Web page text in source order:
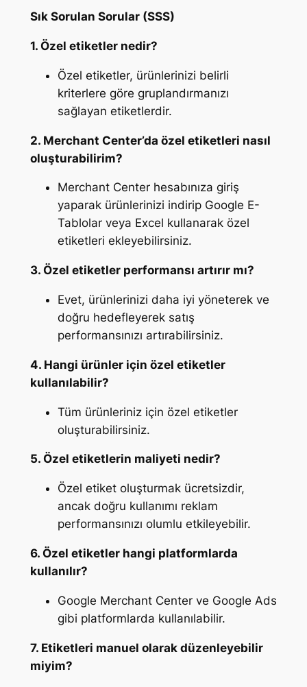
Sık Sorulan Sorular (SSS)
1. Özel etiketler nedir?
Özel etiketler, ürünlerinizi belirli
kriterlere göre gruplandırmanızı
sağlayan etiketlerdir.
2. Merchant Center’da özel etiketleri nasıl
oluşturabilirim?
Merchant Center hesabınıza giriş
yaparak ürünlerinizi indirip Google E-
Tablolar veya Excel kullanarak özel
etiketleri ekleyebilirsiniz.
3. Özel etiketler performansı artırır mı?
Evet, ürünlerinizi daha iyi yöneterek ve
doğru hedefleyerek satış
performansınızı artırabilirsiniz.
4. Hangi ürünler için özel etiketler
kullanılabilir?
Tüm ürünleriniz için özel etiketler
oluşturabilirsiniz.
5. Özel etiketlerin maliyeti nedir?
Özel etiket oluşturmak ücretsizdir,
ancak doğru kullanımı reklam
performansınızı olumlu etkileyebilir.
6. Özel etiketler hangi platformlarda
kullanılır?
Google Merchant Center ve Google Ads
gibi platformlarda kullanılabilir.
7. Etiketleri manuel olarak düzenleyebilir
miyim?